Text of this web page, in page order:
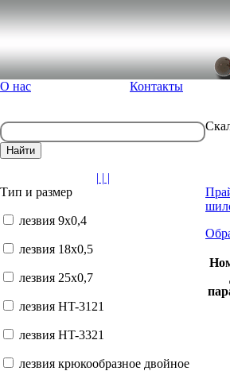
О нас Контакты
| | |
Тип и размер
лезвия 9x0,4
лезвия 18x0,5
лезвия 25x0,7
лезвия HT-3121
лезвия HT-3321
лезвия крюкообразное двойное